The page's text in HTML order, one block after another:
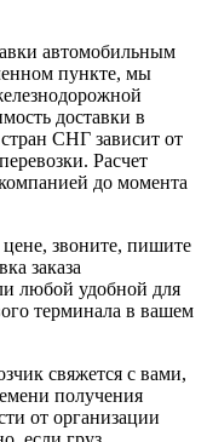
автомобильным
пункте, мы
доставки в
СНГ зависит от
Расчет
до момента
звоните, пишите
заказа
любой удобной для
терминала в вашем
свяжется с вами,
получения
от организации